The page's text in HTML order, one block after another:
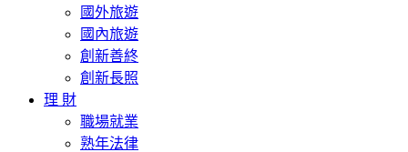
國外旅遊
國內旅遊
創新善終
創新長照
理 財
職場就業
熟年法律